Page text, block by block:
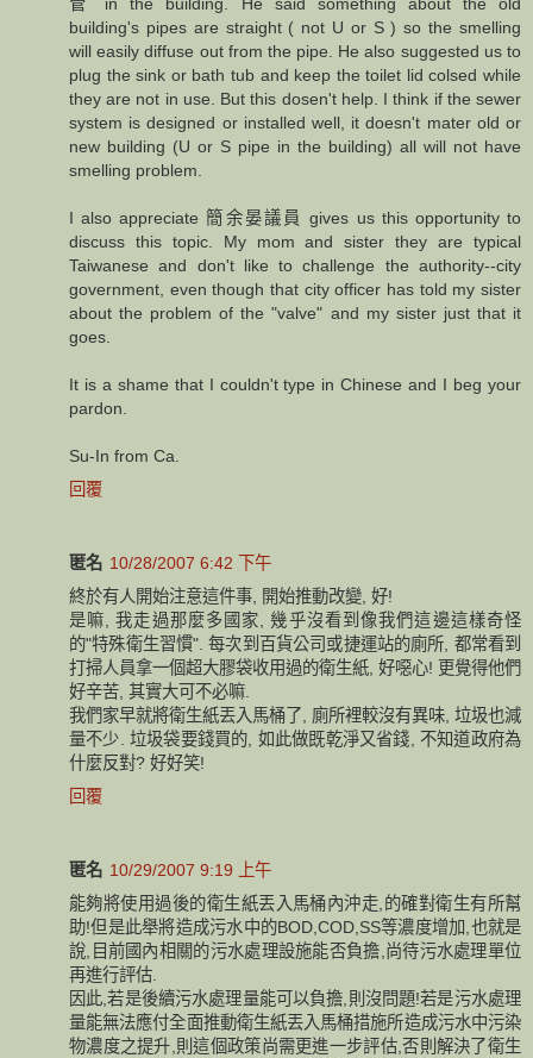
building's pipes are straight ( not U or S ) so the smelling
will easily diffuse out from the pipe. He also suggested us to
plug the sink or bath tub and keep the toilet lid colsed while
they are not in use. But this dosen't help. I think if the sewer
system is designed or installed well, it doesn't mater old or
new building (U or S pipe in the building) all will not have
smelling problem.
I also appreciate 簡余晏議員 gives us this opportunity to
discuss this topic. My mom and sister they are typical
Taiwanese and don't like to challenge the authority--city
government, even though that city officer has told my sister
about the problem of the "valve" and my sister just that it
goes.
It is a shame that I couldn't type in Chinese and I beg your
pardon.
Su-In from Ca.
回覆
匿名 10/28/2007 6:42 下午
終於有人開始注意這件事, 開始推動改變, 好!
是嘛, 我走過那麼多國家, 幾乎沒看到像我們這邊這樣奇怪
的"特殊衛生習慣". 每次到百貨公司或捷運站的廁所, 都常看到
打掃人員拿一個超大膠袋收用過的衛生紙, 好噁心! 更覺得他們
好辛苦, 其實大可不必嘛.
我們家早就將衛生紙丟入馬桶了, 廁所裡較沒有異味, 垃圾也減
量不少. 垃圾袋要錢買的, 如此做既乾淨又省錢, 不知道政府為
什麼反對? 好好笑!
回覆
匿名 10/29/2007 9:19 上午
能夠將使用過後的衛生紙丟入馬桶內沖走,的確對衛生有所幫
助!但是此舉將造成污水中的BOD,COD,SS等濃度增加,也就是
說,目前國內相關的污水處理設施能否負擔,尚待污水處理單位
再進行評估.
因此,若是後續污水處理量能可以負擔,則沒問題!若是污水處理
量能無法應付全面推動衛生紙丟入馬桶措施所造成污水中污染
物濃度之提升,則這個政策尚需更進一步評估,否則解決了衛生